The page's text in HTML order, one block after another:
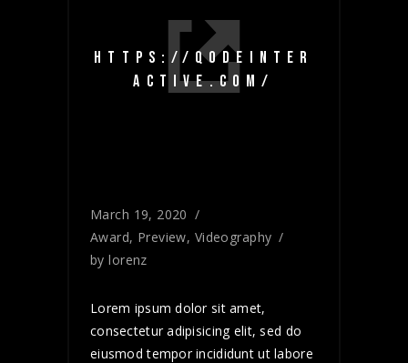
HTTPS://QODEINTER
ACTIVE.COM/
March 19, 2020
Award, Preview, Videography
by lorenz
Lorem ipsum dolor sit amet,
consectetur adipisicing elit, sed do
eiusmod tempor incididunt ut labore